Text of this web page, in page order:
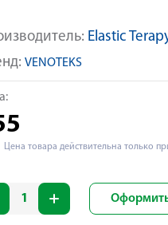
Elastic
VENOTEKS
Цена товара действительна только